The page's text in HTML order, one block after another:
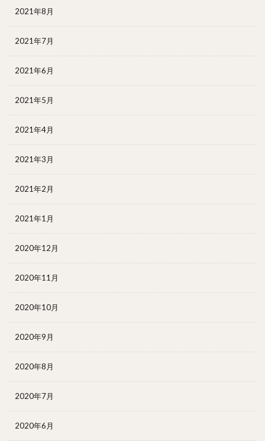
2021年8月
2021年7月
2021年6月
2021年5月
2021年4月
2021年3月
2021年2月
2021年1月
2020年12月
2020年11月
2020年10月
2020年9月
2020年8月
2020年7月
2020年6月